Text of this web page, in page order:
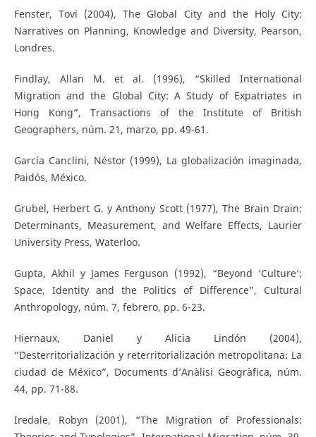
Fenster, Tovi (2004), The Global City and the Holy City:
Narratives on Planning, Knowledge and Diversity, Pearson,
Londres.
Findlay, Allan M. et al. (1996), “Skilled International
Migration and the Global City: A Study of Expatriates in
Hong Kong”, Transactions of the Institute of British
Geographers, núm. 21, marzo, pp. 49-61.
García Canclini, Néstor (1999), La globalización imaginada,
Paidós, México.
Grubel, Herbert G. y Anthony Scott (1977), The Brain Drain:
Determinants, Measurement, and Welfare Effects, Laurier
University Press, Waterloo.
Gupta, Akhil y James Ferguson (1992), “Beyond ‘Culture’:
Space, Identity and the Politics of Difference”, Cultural
Anthropology, núm. 7, febrero, pp. 6-23.
Hiernaux, Daniel y Alicia Lindón (2004),
“Desterritorialización y reterritorialización metropolitana: La
ciudad de México”, Documents d’Anàlisi Geogràfica, núm.
44, pp. 71-88.
Iredale, Robyn (2001), “The Migration of Professionals: